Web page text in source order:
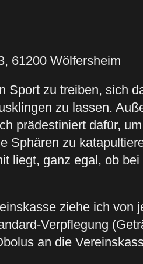
61200 Wölfersheim
Sport zu treiben, sich
zu lassen.
prädestiniert dafür,
Sphären zu
liegt, ganz egal, ob bei
ziehe ich von
Verpflegung
an die